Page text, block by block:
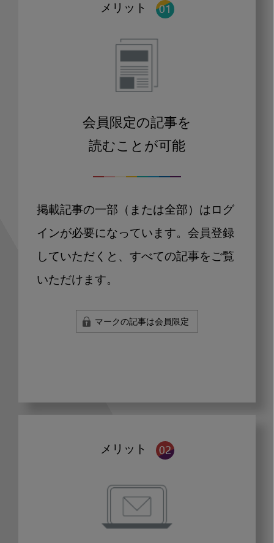
メリット
会員限定の記事を
読むことが可能
掲載記事の一部（または全部）はログ
インが必要になっています。会員登録
していただくと、すべての記事をご覧
いただけます。
マークの記事は会員限定
メリット